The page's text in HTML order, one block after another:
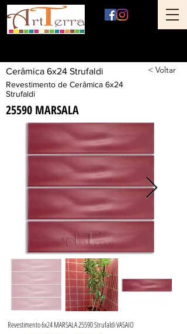
Cerâmica 6x24 Strufaldi < Voltar
Revestimento de Cerâmica 6x24
Strufaldi
25590 MARSALA
Revestimento 6x24 MARSALA 25590 Strufaldi VASAIO